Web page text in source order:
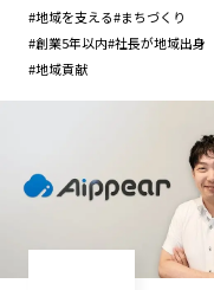
お問い合わせ 会社概要
#地域を支える#まちづくり
#創業5年以内#社長が地域出身
#地域貢献